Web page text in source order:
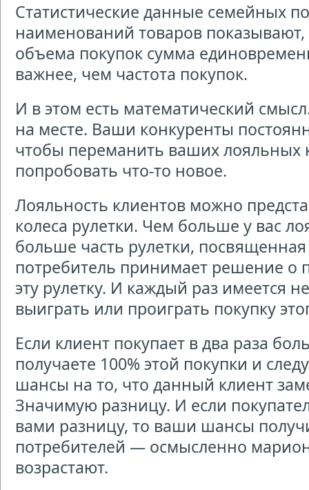
Статистические данные семейных
наименований товаров
объема покупок сумма
важнее, чем частота покупок.
И в этом есть математический
на месте. Ваши конкуренты
чтобы переманить ваших лояльных
попробовать что-то новое.
Лояльность клиентов можно
колеса рулетки. Чем больше у вас
больше часть рулетки,
потребитель принимает решение о
эту рулетку. И каждый раз имеется
выиграть или проиграть покупку
Если клиент покупает в два раза
получаете 100% этой покупки и
шансы на то, что данный клиент
Значимую разницу. И если
вами разницу, то ваши шансы
потребителей — осмысленно
возрастают.